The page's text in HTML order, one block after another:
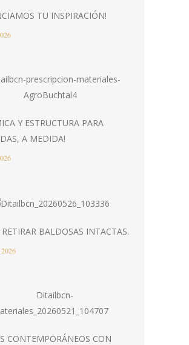
TU INSPIRACIÓN!
Y ESTRUCTURA PARA
A MEDIDA!
BALDOSAS INTACTAS.
CONTEMPORÁNEOS CON